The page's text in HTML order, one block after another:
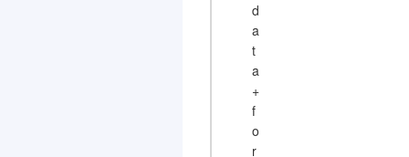
d
a
t
a
+
f
o
r